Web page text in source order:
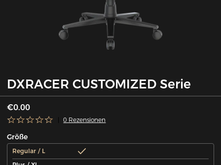
DXRACER CUSTOMIZED Serie
€0.00
0 Rezensionen
Größe
Regular / L